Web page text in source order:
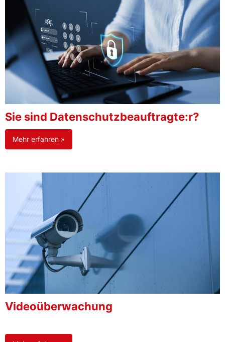
Sie sind Datenschutzbeauftragte:r?
Mehr erfahren »
Videoüberwachung